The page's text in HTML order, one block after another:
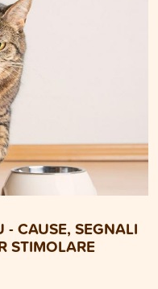
CAUSE, SEGNALI
STIMOLARE